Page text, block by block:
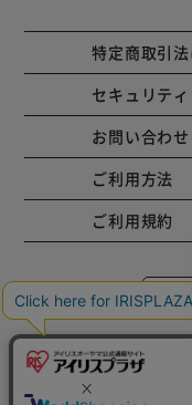
特定商取引
セキュリテ
お問い合わせ
ご利用方法
ご利用規約
Copyright ©